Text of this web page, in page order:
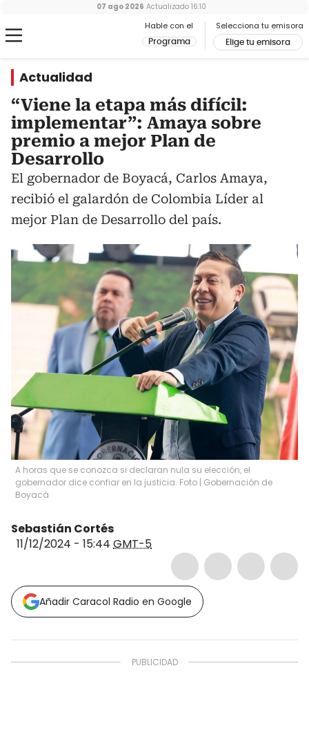
Hable con el
Programa
Selecciona tu emisora
Elige tu emisora
07 ago 2026 Actualizado 16:10
Actualidad
“Viene la etapa más difícil:
implementar”: Amaya sobre
premio a mejor Plan de
Desarrollo
El gobernador de Boyacá, Carlos Amaya,
recibió el galardón de Colombia Líder al
mejor Plan de Desarrollo del país.
A horas que se conozca si declaran nula su elección, el
gobernador dice confiar en la justicia. Foto | Gobernación de
Boyacá
Sebastián Cortés
11/12/2024 - 15:44 GMT-5
Añadir Caracol Radio en Google